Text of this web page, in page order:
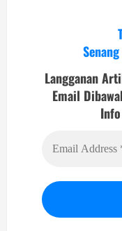
Langganan
Email